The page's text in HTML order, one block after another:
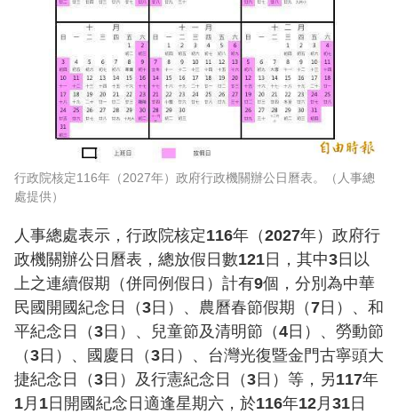
行政院核定116年（2027年）政府行政機關辦公日曆表。（人事總
處提供）
人事總處表示，行政院核定116年（2027年）政府行
政機關辦公日曆表，總放假日數121日，其中3日以
上之連續假期（併同例假日）計有9個，分別為中華
民國開國紀念日（3日）、農曆春節假期（7日）、和
平紀念日（3日）、兒童節及清明節（4日）、勞動節
（3日）、國慶日（3日）、台灣光復暨金門古寧頭大
捷紀念日（3日）及行憲紀念日（3日）等，另117年
1月1日開國紀念日適逢星期六，於116年12月31日